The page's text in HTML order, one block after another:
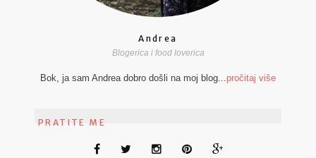
Andrea
Blogerica i food loverica
Bok, ja sam Andrea dobro došli na moj blog...pročitaj više
PRATITE ME